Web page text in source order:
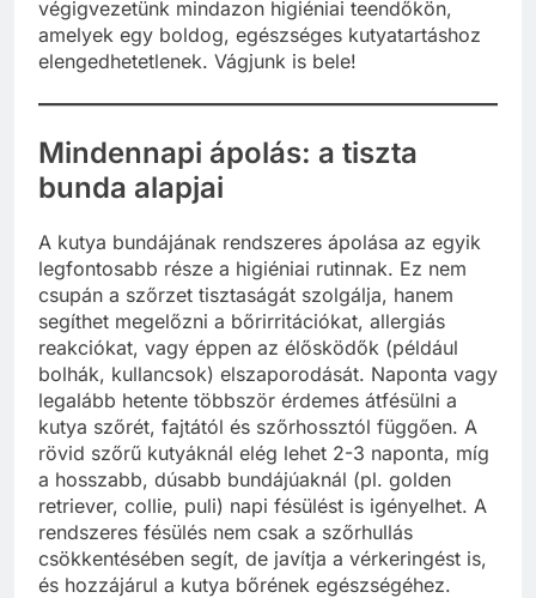
végigvezetünk mindazon higiéniai teendőkön,
amelyek egy boldog, egészséges kutyatartáshoz
elengedhetetlenek. Vágjunk is bele!
Mindennapi ápolás: a tiszta
bunda alapjai
A kutya bundájának rendszeres ápolása az egyik
legfontosabb része a higiéniai rutinnak. Ez nem
csupán a szőrzet tisztaságát szolgálja, hanem
segíthet megelőzni a bőrirritációkat, allergiás
reakciókat, vagy éppen az élősködők (például
bolhák, kullancsok) elszaporodását. Naponta vagy
legalább hetente többször érdemes átfésülni a
kutya szőrét, fajtától és szőrhossztól függően. A
rövid szőrű kutyáknál elég lehet 2-3 naponta, míg
a hosszabb, dúsabb bundájúaknál (pl. golden
retriever, collie, puli) napi fésülést is igényelhet. A
rendszeres fésülés nem csak a szőrhullás
csökkentésében segít, de javítja a vérkeringést is,
és hozzájárul a kutya bőrének egészségéhez.